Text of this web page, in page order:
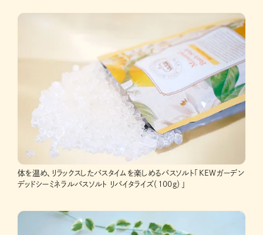
体を温め、リラックスしたバスタイムを楽しめるバスソルト「KEWガーデン
デッドシーミネラルバスソルト リバイタライズ（100g）」